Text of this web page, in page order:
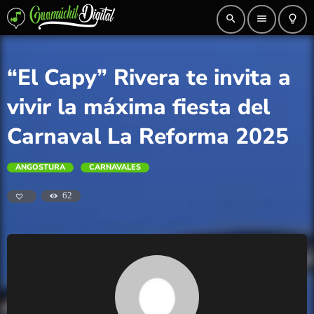
search menu lightbulb_outline
“El Capy” Rivera te invita a
vivir la máxima fiesta del
Carnaval La Reforma 2025
ANGOSTURA CARNAVALES
62